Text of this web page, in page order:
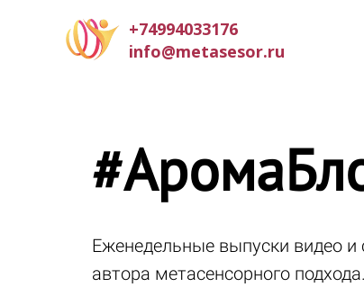
+74994033176
info@metasesor.ru
Еженедельные выпуски видео
автора метасенсорного подхода.